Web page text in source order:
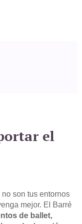
el
son tus entornos
mejor. El Barré
de ballet,